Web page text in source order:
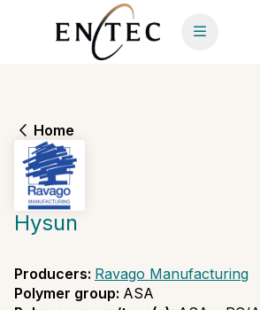
Home
Hysun
Producers: Ravago Manufacturing
Polymer group: ASA